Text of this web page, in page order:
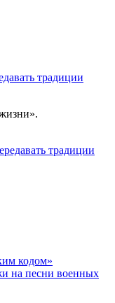
традиции
кодом»
на песни военных